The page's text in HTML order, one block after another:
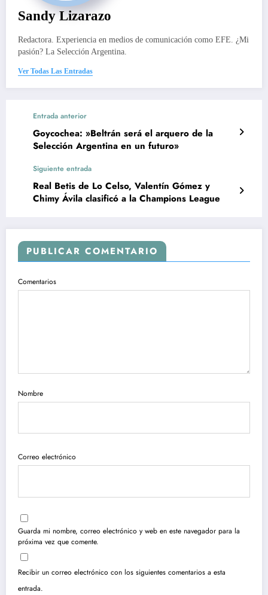
Sandy Lizarazo
Redactora. Experiencia en medios de comunicación como EFE. ¿Mi
pasión? La Selección Argentina.
Ver Todas Las Entradas
Entrada anterior
Goycochea: »Beltrán será el arquero de la
Selección Argentina en un futuro»
Siguiente entrada
Real Betis de Lo Celso, Valentín Gómez y
Chimy Ávila clasificó a la Champions League
PUBLICAR COMENTARIO
Comentarios
Nombre
Correo electrónico
Guarda mi nombre, correo electrónico y web en este navegador para la
próxima vez que comente.
Recibir un correo electrónico con los siguientes comentarios a esta
entrada.